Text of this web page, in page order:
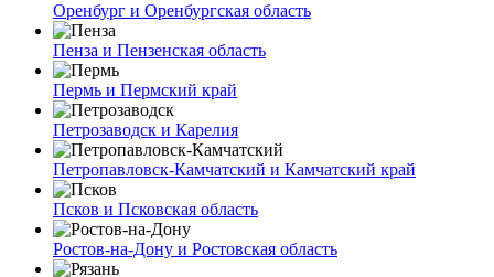
Оренбург и Оренбургская область
Пенза и Пензенская область
Пермь и Пермский край
Петрозаводск и Карелия
Петропавловск-Камчатский и Камчатский край
Псков и Псковская область
Ростов-на-Дону и Ростовская область